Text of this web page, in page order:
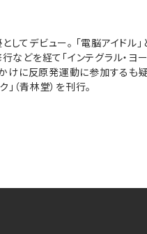
してデビュー。 「電脳アイド
などを経て「インテグラル・ヨ
に反原発運動に参加するも
（青林堂）を刊行。